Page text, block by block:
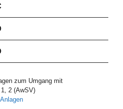
zum Umgang mit
2 (AwSV)